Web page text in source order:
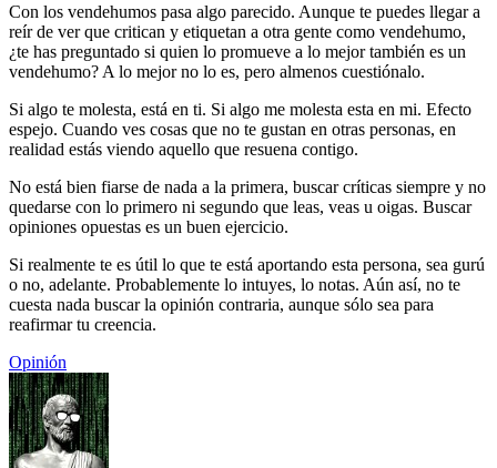
Con los vendehumos pasa algo parecido. Aunque te puedes llegar a
reír de ver que critican y etiquetan a otra gente como vendehumo,
¿te has preguntado si quien lo promueve a lo mejor también es un
vendehumo? A lo mejor no lo es, pero almenos cuestiónalo.
Si algo te molesta, está en ti. Si algo me molesta esta en mi. Efecto
espejo. Cuando ves cosas que no te gustan en otras personas, en
realidad estás viendo aquello que resuena contigo.
No está bien fiarse de nada a la primera, buscar críticas siempre y no
quedarse con lo primero ni segundo que leas, veas u oigas. Buscar
opiniones opuestas es un buen ejercicio.
Si realmente te es útil lo que te está aportando esta persona, sea gurú
o no, adelante. Probablemente lo intuyes, lo notas. Aún así, no te
cuesta nada buscar la opinión contraria, aunque sólo sea para
reafirmar tu creencia.
Opinión